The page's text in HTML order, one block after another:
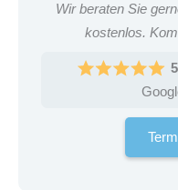
Wir beraten Sie
kostenlos.